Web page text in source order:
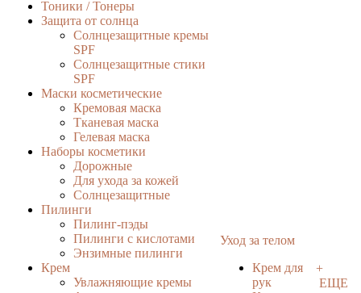
Тоники / Тонеры
Защита от солнца
Солнцезащитные кремы
SPF
Солнцезащитные стики
SPF
Маски косметические
Кремовая маска
Тканевая маска
Гелевая маска
Наборы косметики
Дорожные
Для ухода за кожей
Солнцезащитные
Пилинги
Пилинг-пэды
Пилинги с кислотами
Энзимные пилинги
Крем
Увлажняющие кремы
Уход за телом
Крем для
рук
+
ЕЩЕ